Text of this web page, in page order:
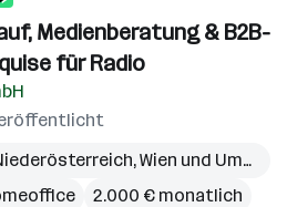
Medienberatung & B2B-
für Radio
,Wien und Umgebung
2.000 € monatlich